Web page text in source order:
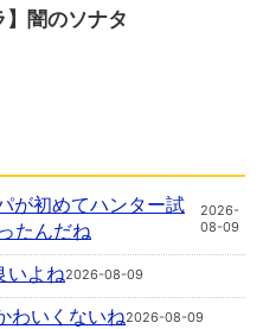
】闇のソナタ
が初めてハンター試
たんだね
2026-
08-09
いよね2026-08-09
わいくないね2026-08-09